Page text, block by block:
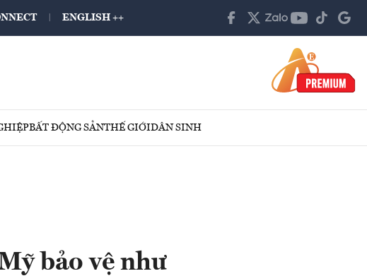
ENGLISH ++
BẤT ĐỘNG SẢNTHẾ GIỚIDÂN SINH
bảo vệ như